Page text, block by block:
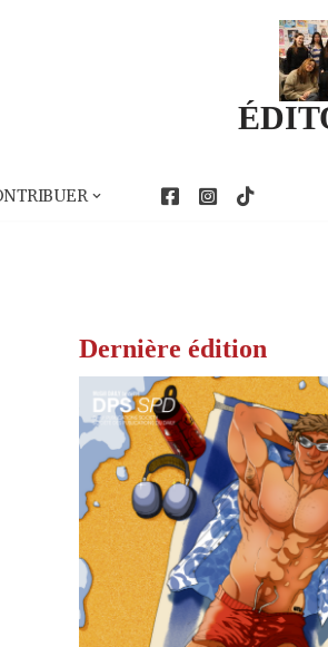
Dernière édition